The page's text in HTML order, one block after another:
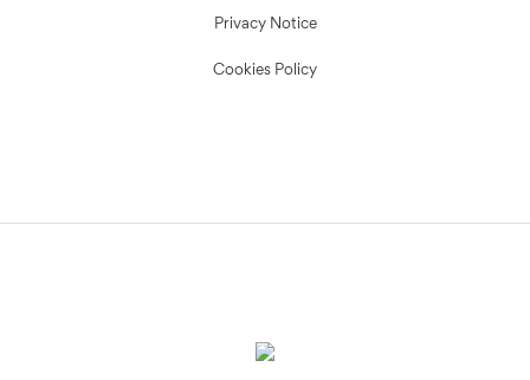
Privacy Notice
Cookies Policy